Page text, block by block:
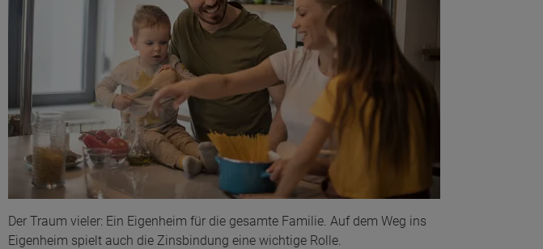
Der Traum vieler: Ein Eigenheim für die gesamte Familie. Auf dem Weg ins
Eigenheim spielt auch die Zinsbindung eine wichtige Rolle.